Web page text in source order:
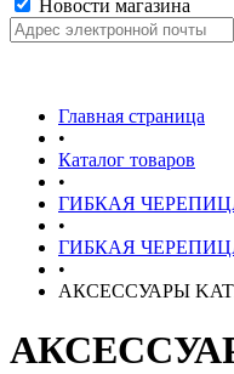
Новости магазина
Главная страница
•
Каталог товаров
•
ГИБКАЯ
•
ГИБКАЯ
•
АКСЕССУАРЫ